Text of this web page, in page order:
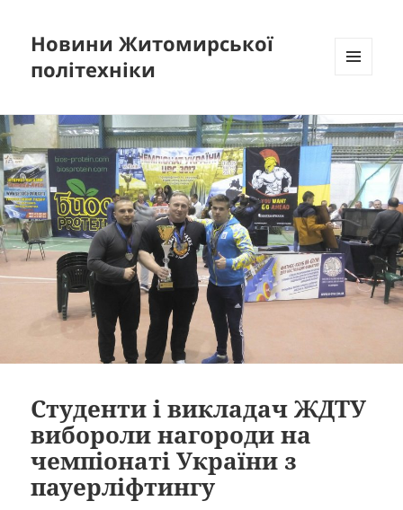
Новини Житомирської
політехніки
Студенти і викладач ЖДТУ
вибороли нагороди на
чемпіонаті України з
пауерліфтингу